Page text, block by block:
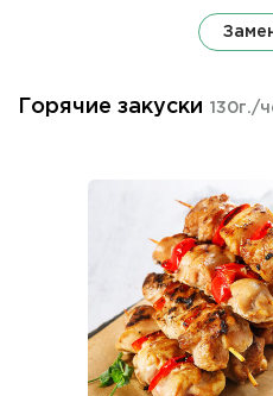
Горячие закуски 130г./